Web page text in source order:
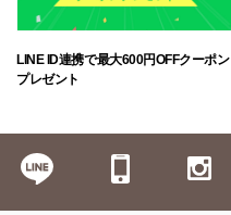
LINE ID連携で最大600円OFFクーポン
プレゼント